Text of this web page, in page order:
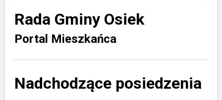
Rada Gminy Osiek
Portal Mieszkańca
Nadchodzące posiedzenia